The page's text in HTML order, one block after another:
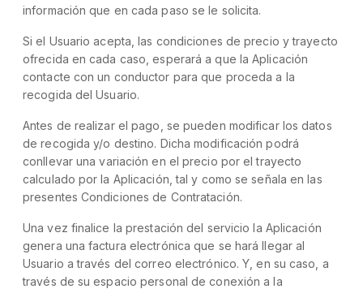
información que en cada paso se le solicita.
Si el Usuario acepta, las condiciones de precio y trayecto
ofrecida en cada caso, esperará a que la Aplicación
contacte con un conductor para que proceda a la
recogida del Usuario.
Antes de realizar el pago, se pueden modificar los datos
de recogida y/o destino. Dicha modificación podrá
conllevar una variación en el precio por el trayecto
calculado por la Aplicación, tal y como se señala en las
presentes Condiciones de Contratación.
Una vez finalice la prestación del servicio la Aplicación
genera una factura electrónica que se hará llegar al
Usuario a través del correo electrónico. Y, en su caso, a
través de su espacio personal de conexión a la